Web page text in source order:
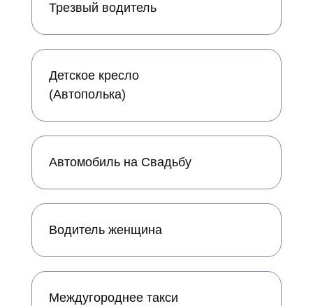
Трезвый водитель
Детское кресло
(Автополька)
Автомобиль на Свадьбу
Водитель женщина
Междугороднее такси